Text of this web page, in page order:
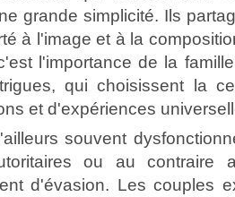
grande simplicité. Ils
à l'image et à la
l'importance de la
qui choisissent la
et d'expériences
souvent
ou au contraire
d'évasion. Les couples